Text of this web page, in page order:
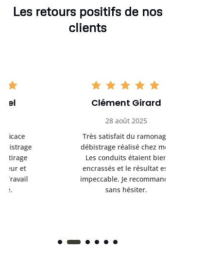
Les retours positifs de nos
clients
Clément Girard
28 août 2025
Très satisfait du ramonage
débistrage réalisé chez moi.
Les conduits étaient bien
encrassés et le résultat est
impeccable. Je recommande
sans hésiter.